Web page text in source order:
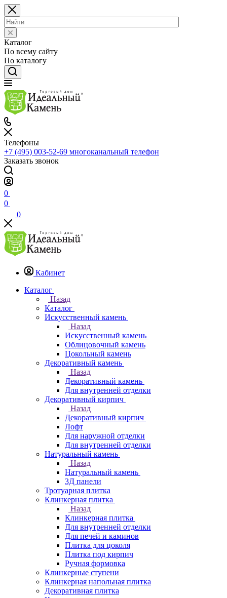
Каталог
По всему сайту
По каталогу
Телефоны
+7 (495) 003-52-69 многоканальный телефон
Заказать звонок
0
0
0
Кабинет
Каталог
Назад
Каталог
Искусственный камень
Назад
Искусственный камень
Облицовочный камень
Цокольный камень
Декоративный камень
Назад
Декоративный камень
Для внутренней отделки
Декоративный кирпич
Назад
Декоративный кирпич
Лофт
Для наружной отделки
Для внутренней отделки
Натуральный камень
Назад
Натуральный камень
3Д панели
Тротуарная плитка
Клинкерная плитка
Назад
Клинкерная плитка
Для внутренней отделки
Для печей и каминов
Плитка для цоколя
Плитка под кирпич
Ручная формовка
Клинкерные ступени
Клинкерная напольная плитка
Декоративная плитка